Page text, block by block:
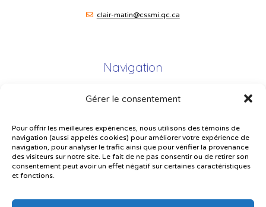
Gérer le consentement
Pour offrir les meilleures expériences, nous utilisons des témoins de
navigation (aussi appelés cookies) pour améliorer votre expérience de
navigation, pour analyser le trafic ainsi que pour vérifier la provenance
des visiteurs sur notre site. Le fait de ne pas consentir ou de retirer son
consentement peut avoir un effet négatif sur certaines caractéristiques
et fonctions.
clair-matin@cssmi.qc.ca
Navigation
Plan du site
Plainte – service à l’élève
Politique de confidentialité